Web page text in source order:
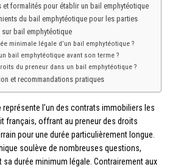
formalités pour établir un bail emphytéotique
du bail emphytéotique pour les parties
bail emphytéotique
minimale légale d’un bail emphytéotique ?
bail emphytéotique avant son terme ?
du preneur dans un bail emphytéotique ?
et recommandations pratiques
représente l’un des contrats immobiliers les
français, offrant au preneur des droits
pour une durée particulièrement longue.
soulève de nombreuses questions,
durée minimum légale. Contrairement aux